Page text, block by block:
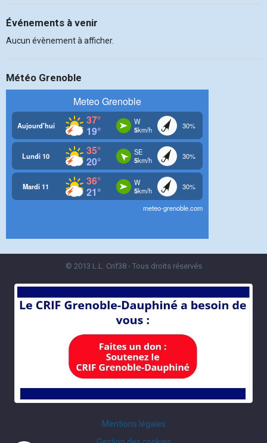
Événements à venir
Aucun évènement à afficher.
Météo Grenoble
© 2013 L.L. Crif38 - Tous droits réservés
Mentions légales